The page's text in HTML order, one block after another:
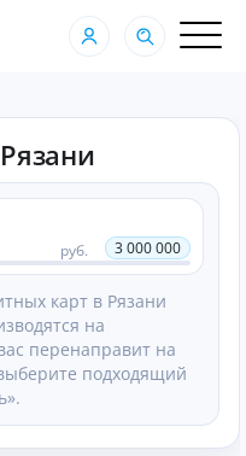
руб. 3 000 000
карт в Рязани
на
перенаправит на
подходящий